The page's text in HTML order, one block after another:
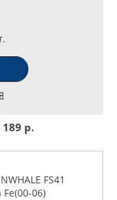
189 р.
FS41
06)